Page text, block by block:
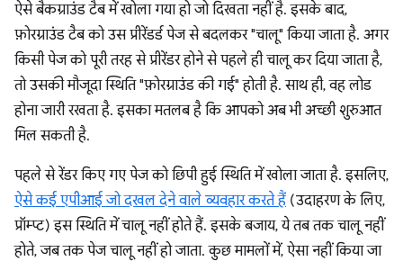
ऐसे बैकग्राउंड टैब में खोला गया हो जो दिखता नहीं है. इसके बाद,
फ़ोरग्राउंड टैब को उस प्रीरेंडर्ड पेज से बदलकर "चालू" किया जाता है. अगर
किसी पेज को पूरी तरह से प्रीरेंडर होने से पहले ही चालू कर दिया जाता है,
तो उसकी मौजूदा स्थिति "फ़ोरग्राउंड की गई" होती है. साथ ही, वह लोड
होना जारी रखता है. इसका मतलब है कि आपको अब भी अच्छी शुरुआत
मिल सकती है.
पहले से रेंडर किए गए पेज को छिपी हुई स्थिति में खोला जाता है. इसलिए,
ऐसे कई एपीआई जो दखल देने वाले व्यवहार करते हैं (उदाहरण के लिए,
प्रॉम्प्ट) इस स्थिति में चालू नहीं होते हैं. इसके बजाय, ये तब तक चालू नहीं
होते, जब तक पेज चालू नहीं हो जाता. कुछ मामलों में, ऐसा नहीं किया जा